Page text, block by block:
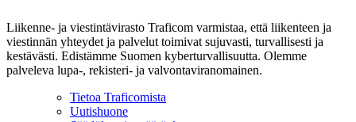
Liikenne- ja viestintävirasto Traficom varmistaa, että liikenteen ja
viestinnän yhteydet ja palvelut toimivat sujuvasti, turvallisesti ja
kestävästi. Edistämme Suomen kyberturvallisuutta. Olemme
palveleva lupa-, rekisteri- ja valvontaviranomainen.
Tietoa Traficomista
Uutishuone